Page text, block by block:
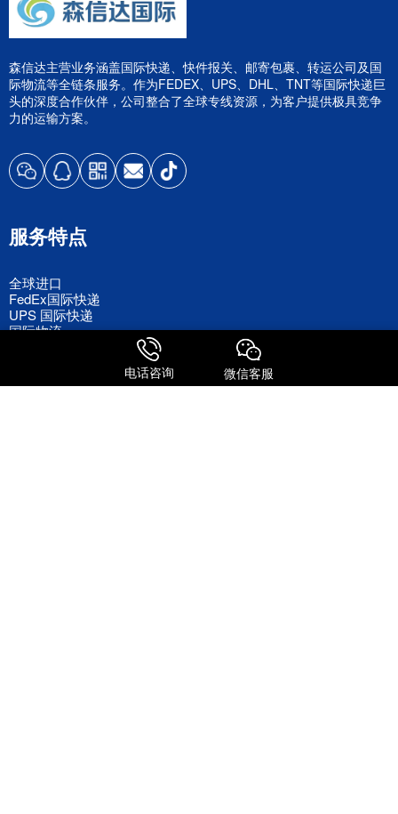
森信达主营业务涵盖国际快递、快件报关、邮寄包裹、转运公司及国
际物流等全链条服务。作为FEDEX、UPS、DHL、TNT等国际快递巨
头的深度合作伙伴，公司整合了全球专线资源，为客户提供极具竞争
力的运输方案。
服务特点
全球进口
FedEx国际快递
UPS 国际快递
国际物流
关注我们 电话咨询 微信客服